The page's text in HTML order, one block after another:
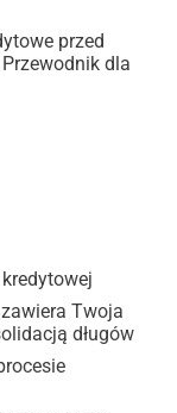
przed
dla
Twoja
długów